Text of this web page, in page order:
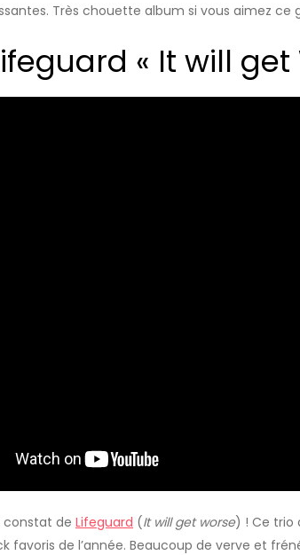
Très chouette album si vous aimez ce
« It will get
constat de Lifeguard (It will get worse) ! Ce trio
favoris de l’année. Beaucoup de verve et